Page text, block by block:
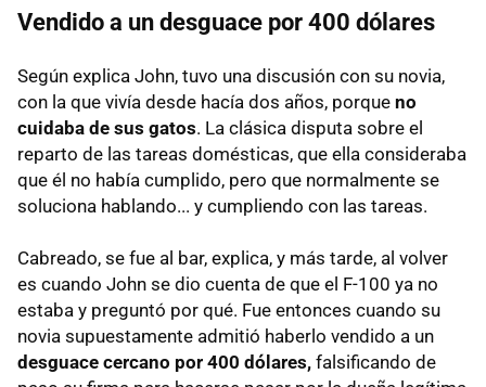
Vendido a un desguace por 400 dólares
Según explica John, tuvo una discusión con su novia,
con la que vivía desde hacía dos años, porque no
cuidaba de sus gatos. La clásica disputa sobre el
reparto de las tareas domésticas, que ella consideraba
que él no había cumplido, pero que normalmente se
soluciona hablando... y cumpliendo con las tareas.
Cabreado, se fue al bar, explica, y más tarde, al volver
es cuando John se dio cuenta de que el F-100 ya no
estaba y preguntó por qué. Fue entonces cuando su
novia supuestamente admitió haberlo vendido a un
desguace cercano por 400 dólares, falsificando de